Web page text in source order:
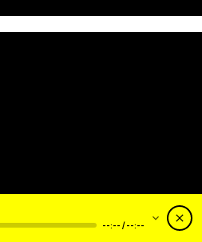
--:-- / --:--